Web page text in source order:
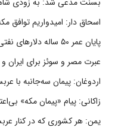
اسحاق دار: امیدواریم توافق
پایان عمر ۵۰ ساله دلارهای نفتی به دست ایران
عبرت مصر و سوئز برای ایران و
اردوغان: پیمان سه‌جانبه با
زاکانی: پیام «پیمان مکه»
یمن: هر کشوری که در کنار